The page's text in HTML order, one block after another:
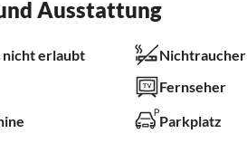
Ausstattung
nicht erlaubt Nichtraucher
Fernseher
Parkplatz